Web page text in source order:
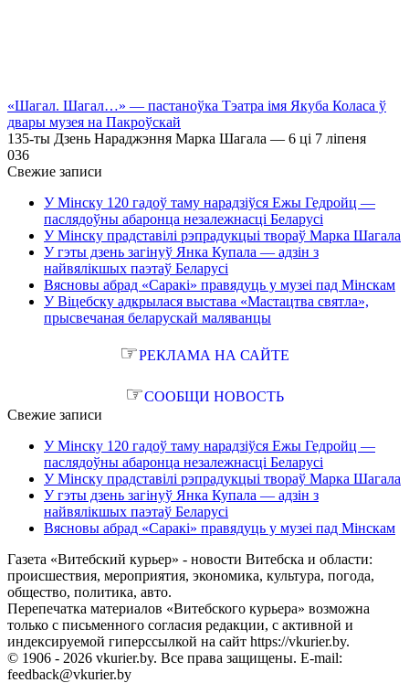
«Шагал. Шагал…» — пастаноўка Тэатра імя Якуба Коласа ў
двары музея на Пакроўскай
135-ты Дзень Нараджэння Марка Шагала — 6 ці 7 ліпеня
036
Свежие записи
У Мінску 120 гадоў таму нарадзіўся Ежы Гедройц —
паслядоўны абаронца незалежнасці Беларусі
У Мінску прадставілі рэпрадукцыі твораў Марка Шагала
У гэты дзень загінуў Янка Купала — адзін з
найвялікшых паэтаў Беларусі
Вясновы абрад «Саракі» правядуць у музеі пад Мінскам
У Віцебску адкрылася выстава «Мастацтва святла»,
прысвечаная беларускай маляванцы
☞РЕКЛАМА НА САЙТЕ
☞СООБЩИ НОВОСТЬ
Свежие записи
У Мінску 120 гадоў таму нарадзіўся Ежы Гедройц —
паслядоўны абаронца незалежнасці Беларусі
У Мінску прадставілі рэпрадукцыі твораў Марка Шагала
У гэты дзень загінуў Янка Купала — адзін з
найвялікшых паэтаў Беларусі
Вясновы абрад «Саракі» правядуць у музеі пад Мінскам
Газета «Витебский курьер» - новости Витебска и области:
происшествия, мероприятия, экономика, культура, погода,
общество, политика, авто.
Перепечатка материалов «Витебского курьера» возможна
только с письменного согласия редакции, с активной и
индексируемой гиперссылкой на сайт https://vkurier.by.
© 1906 - 2026 vkurier.by. Все права защищены. E-mail:
feedback@vkurier.by